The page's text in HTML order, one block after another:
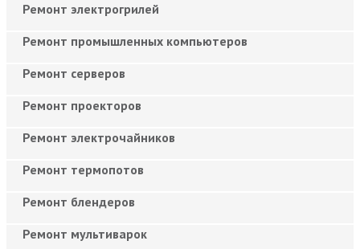
Ремонт электрогрилей
Ремонт промышленных компьютеров
Ремонт серверов
Ремонт проекторов
Ремонт электрочайников
Ремонт термопотов
Ремонт блендеров
Ремонт мультиварок